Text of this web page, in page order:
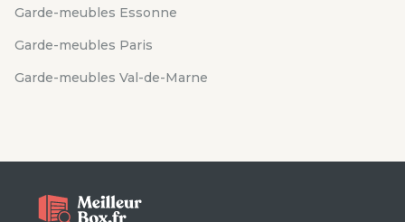
Garde-meubles Essonne
Garde-meubles Paris
Garde-meubles Val-de-Marne